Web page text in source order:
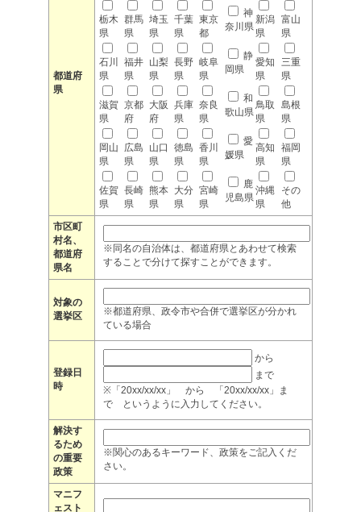
都道府
県
栃木
県
群馬
県
埼玉
県
千葉
県
東京
都
神
奈川県
新潟
県
富山
県
石川
県
福井
県
山梨
県
長野
県
岐阜
県
静
岡県
愛知
県
三重
県
滋賀
県
京都
府
大阪
府
兵庫
県
奈良
県
和
歌山県
鳥取
県
島根
県
岡山
県
広島
県
山口
県
徳島
県
香川
県
愛
媛県
高知
県
福岡
県
佐賀
県
長崎
県
熊本
県
大分
県
宮崎
県
鹿
児島県
沖縄
県
その
他
市区町
村名、
都道府
県名
※同名の自治体は、都道府県とあわせて検索
することで分けて探すことができます。
対象の
選挙区
※都道府県、政令市や合併で選挙区が分かれ
ている場合
登録日
時
から
まで
※「20xx/xx/xx」 から 「20xx/xx/xx」ま
で というように入力してください。
解決す
るため
の重要
政策
※関心のあるキーワード、政策をご記入くだ
さい。
マニフ
ェスト